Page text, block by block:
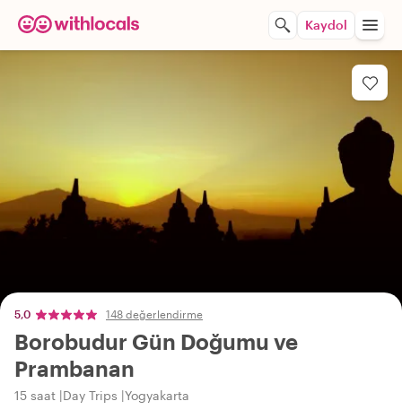
Kaydol
5,0 148 değerlendirme
Borobudur Gün Doğumu ve
Prambanan
15 saat Day Trips Yogyakarta